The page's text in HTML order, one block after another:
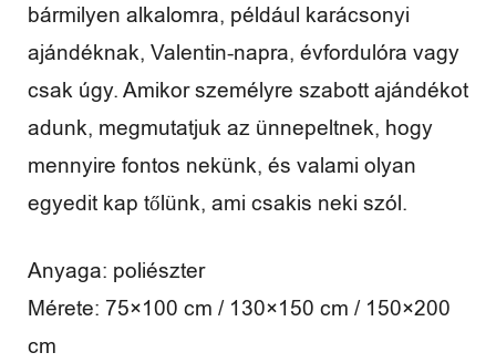
bármilyen alkalomra, például karácsonyi
ajándéknak, Valentin-napra, évfordulóra vagy
csak úgy. Amikor személyre szabott ajándékot
adunk, megmutatjuk az ünnepeltnek, hogy
mennyire fontos nekünk, és valami olyan
egyedit kap tőlünk, ami csakis neki szól.
Anyaga: poliészter
Mérete: 75×100 cm / 130×150 cm / 150×200
cm